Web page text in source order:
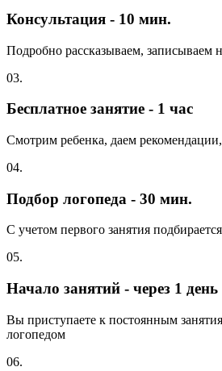
Консультация - 10 мин.
Подробно рассказываем, записываем
03.
Бесплатное занятие - 1 час
Смотрим ребенка, даем
04.
Подбор логопеда - 30 мин.
С учетом первого занятия
05.
Начало занятий - через 1 день
Вы приступаете к постоянным
логопедом
06.